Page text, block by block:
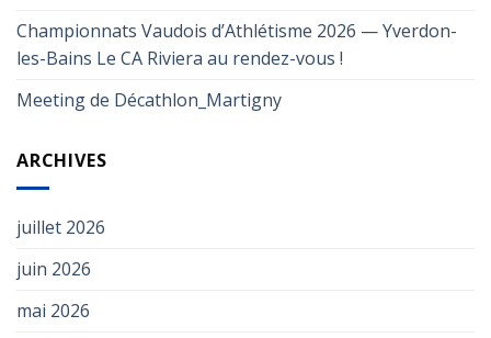
Championnats Vaudois d’Athlétisme 2026 — Yverdon-
les-Bains Le CA Riviera au rendez-vous !
Meeting de Décathlon_Martigny
ARCHIVES
juillet 2026
juin 2026
mai 2026